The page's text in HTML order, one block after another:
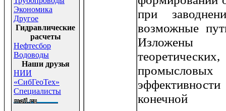
Экономика
Другое
Гидравлические
расчеты
Нефтесбор
Водоводы
Наши друзья
НИИ
«СибГеоТех»
Специалисты
при
возможные
Изложены
конечной